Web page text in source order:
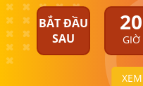
BẮT ĐẦU
SAU
20
GIỜ